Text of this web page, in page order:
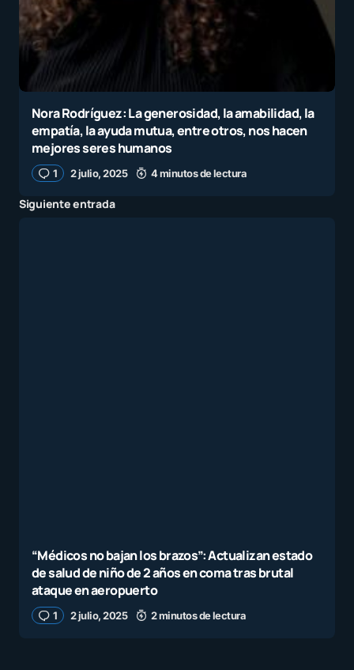
Nora Rodríguez: La generosidad, la amabilidad, la
empatía, la ayuda mutua, entre otros, nos hacen
mejores seres humanos
1 2 julio, 2025 4 minutos de lectura
Siguiente entrada
“Médicos no bajan los brazos”: Actualizan estado
de salud de niño de 2 años en coma tras brutal
ataque en aeropuerto
1 2 julio, 2025 2 minutos de lectura